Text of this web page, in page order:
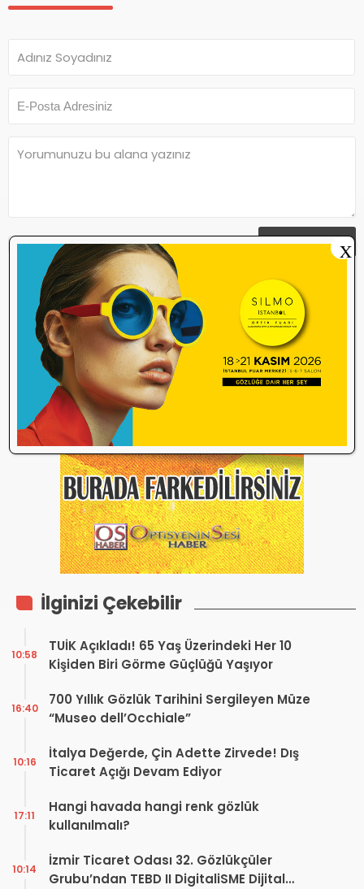
Yorum yazmakurallarınıokudum ve
kabul ediyorum.
Yorum Yap
Henüz bu içeriğe yorum yapılmamış.
İlk yorum yapan olmak ister misiniz?
İlginizi Çekebilir
TUİK Açıkladı! 65 Yaş Üzerindeki Her 10
Kişiden Biri Görme Güçlüğü Yaşıyor
10:58
700 Yıllık Gözlük Tarihini Sergileyen Müze
“Museo dell’Occhiale”
16:40
İtalya Değerde, Çin Adette Zirvede! Dış
Ticaret Açığı Devam Ediyor
10:16
Hangi havada hangi renk gözlük
kullanılmalı?
17:11
İzmir Ticaret Odası 32. Gözlükçüler
Grubu’ndan TEBD II DigitaliSME Dijital
10:14
X